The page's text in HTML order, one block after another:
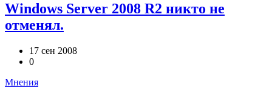
Windows Server 2008 R2 никто не
отменял.
17 сен 2008
0
Мнения